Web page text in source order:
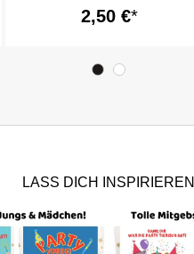
2,50 €
LASS DICH INSPIRIEREN